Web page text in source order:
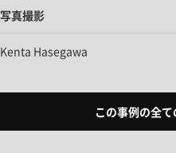
写真撮影
Kenta Hasegawa
この事例の全